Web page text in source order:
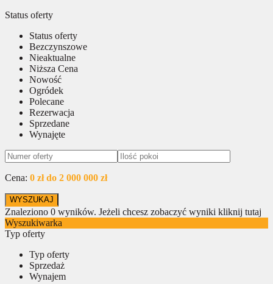
Status oferty
Status oferty
Bezczynszowe
Nieaktualne
Niższa Cena
Nowość
Ogródek
Polecane
Rezerwacja
Sprzedane
Wynajęte
Cena: 0 zł do 2 000 000 zł
Znaleziono 0 wyników. Jeżeli chcesz zobaczyć wyniki kliknij tutaj
Wyszukiwarka
Typ oferty
Typ oferty
Sprzedaż
Wynajem